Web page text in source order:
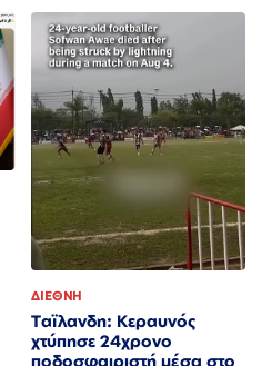
ΔΙΕΘΝΗ
Ταϊλανδη: Κεραυνός
χτύπησε 24χρονο
ποδοσφαιριστή μέσα στο